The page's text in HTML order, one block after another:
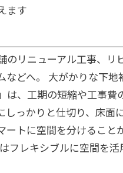
ます
のリニューアル工事、リ
などへ。 大がかりな下地
は、工期の短縮や工事費
しっかりと仕切り、床面
ートに空間を分けること
フレキシブルに空間を